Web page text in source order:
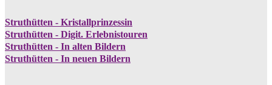
Struthütten - Kristallprinzessin
Struthütten - Digit. Erlebnistouren
Struthütten - In alten Bildern
Struthütten - In neuen Bildern